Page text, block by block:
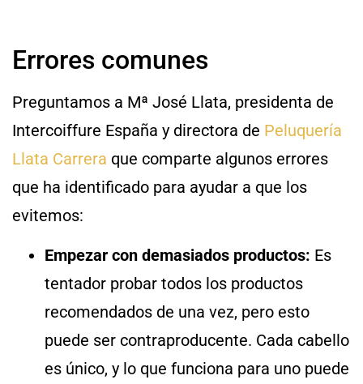
Errores comunes
Preguntamos a Mª José Llata, presidenta de
Intercoiffure España y directora de Peluquería
Llata Carrera que comparte algunos errores
que ha identificado para ayudar a que los
evitemos:
Empezar con demasiados productos: Es
tentador probar todos los productos
recomendados de una vez, pero esto
puede ser contraproducente. Cada cabello
es único, y lo que funciona para uno puede